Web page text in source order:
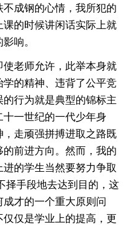
成钢的心情，我所犯的
的时候讲闲话实际上就
响。
老师允许，此举本身就
的精神、违背了公平竞
行为就是典型的锦标主
一世纪的一代少年身
，走顽强拼搏进取之路既
前进方向。然而，我的
的学生当然要努力争取
择手段地去达到目的，这
才的一个重大原则问
仅是学业上的提高，更